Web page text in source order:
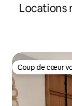
Locations
Coup de cœur
Coup de cœur